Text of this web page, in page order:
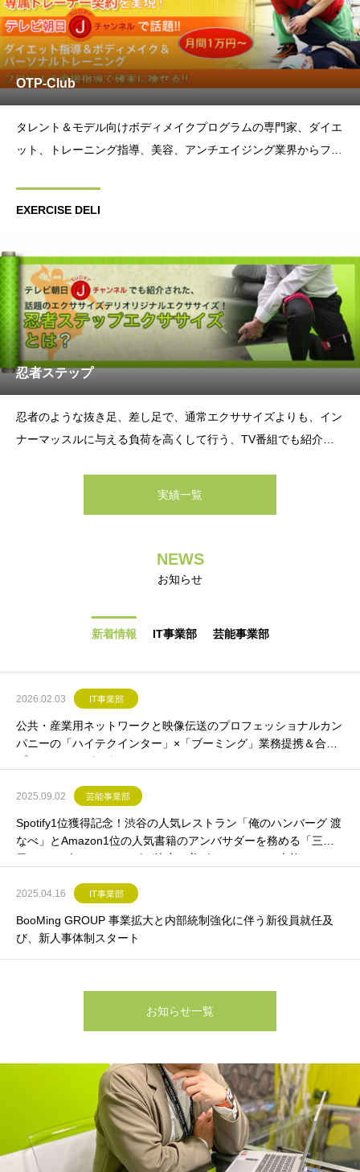
OTP-Club
タレント＆モデル向けボディメイクプログラムの専門家、ダイエ
ット、トレーニング指導、美容、アンチエイジング業界からフー
ハウ」の集合体から構成される弊社では主に、財界著名人
EXERCISE DELI
忍者ステップ
忍者のような抜き足、差し足で、通常エクササイズよりも、イン
ナーマッスルに与える負荷を高くして行う、TV番組でも紹介さ
実績一覧
NEWS
お知らせ
新着情報 IT事業部 芸能事業部
2026.02.03 IT事業部
公共・産業用ネットワークと映像伝送のプロフェッショナルカン
パニーの「ハイテクインター」×「ブーミング」業務提携＆合同
プロジェクトがスタート
2025.09.02 芸能事業部
Spotify1位獲得記念！渋谷の人気レストラン「俺のハンバーグ 渡
なべ」とAmazon1位の人気書籍のアンバサダーを務める「三代
目レッカザン 」のコラボが決定！美ボディのための本能スイッ
2025.04.16 IT事業部
BooMing GROUP 事業拡大と内部統制強化に伴う新役員就任及
び、新人事体制スタート
お知らせ一覧